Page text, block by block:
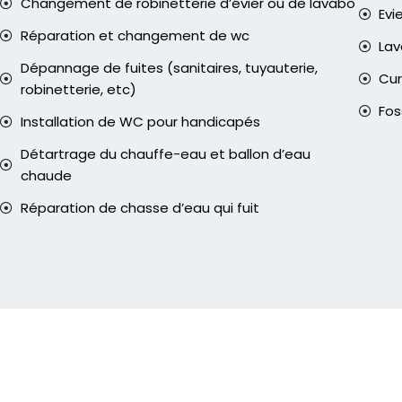
Réparation et changement de wc
Dépannage de fuites (sanitaires, tuyauterie,
robinetterie, etc)
Installation de WC pour handicapés
Détartrage du chauffe-eau et ballon d’eau
chaude
Réparation de chasse d’eau qui fuit